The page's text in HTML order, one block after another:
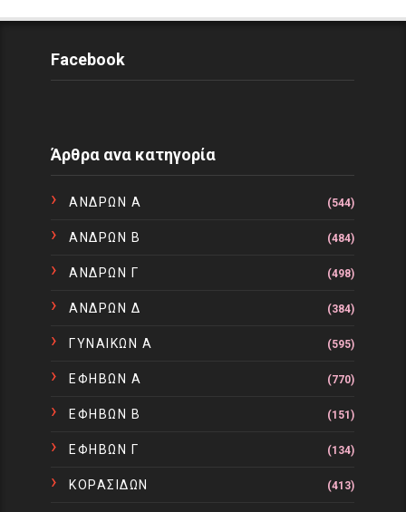
Facebook
Άρθρα ανα κατηγορία
ΑΝΔΡΩΝ Α (544)
ΑΝΔΡΩΝ Β (484)
ΑΝΔΡΩΝ Γ (498)
ΑΝΔΡΩΝ Δ (384)
ΓΥΝΑΙΚΩΝ Α (595)
ΕΦΗΒΩΝ Α (770)
ΕΦΗΒΩΝ Β (151)
ΕΦΗΒΩΝ Γ (134)
ΚΟΡΑΣΙΔΩΝ (413)